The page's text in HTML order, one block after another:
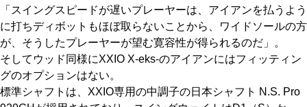
「スイングスピードが遅いプレーヤーは、アイアンを払うよう
に打ちディボットもほぼ取らないことから、ワイドソールの方
が、そうしたプレーヤーが望む寛容性が得られるのだ」。
そしてウッド同様にXXIO X-eks-のアイアンにはフィッティン
グのオプションはない。
標準シャフトは、XXIO専用の中調子の日本シャフト N.S. Pro